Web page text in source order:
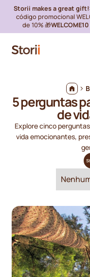
Storii makes a great gift!
código promocional
de 10% 🎁WELCOME10
5 perguntas
de
Explore cinco
vida emocionantes,